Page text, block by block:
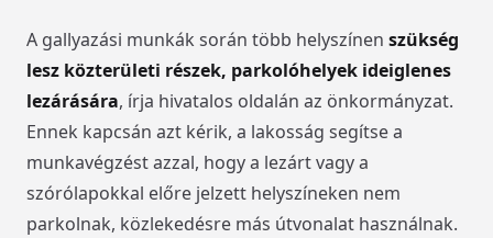
A gallyazási munkák során több helyszínen szükség
lesz közterületi részek, parkolóhelyek ideiglenes
lezárására, írja hivatalos oldalán az önkormányzat.
Ennek kapcsán azt kérik, a lakosság segítse a
munkavégzést azzal, hogy a lezárt vagy a
szórólapokkal előre jelzett helyszíneken nem
parkolnak, közlekedésre más útvonalat használnak.